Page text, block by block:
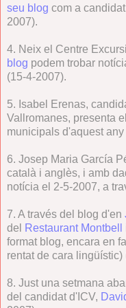
seu blog com a
2007).
4. Neix el Centre
blog podem trobar
(15-4-2007).
5. Isabel Erenas,
Vallromanes, presenta
municipals d'aquest
6. Josep Maria García
català i anglès, i amb
notícia el 2-5-2007, a
7. A través del blog d'en
del
Restaurant Montbell
format blog, encara en
rentat de cara lingüístic)
8. Just una setmana
del candidat d'ICV,